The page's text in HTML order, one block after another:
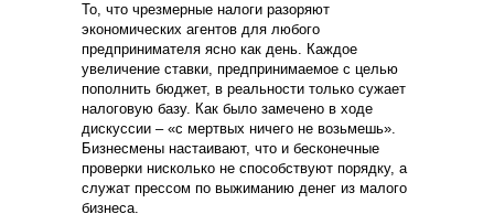
То, что чрезмерные налоги разоряют
экономических агентов для любого
предпринимателя ясно как день. Каждое
увеличение ставки, предпринимаемое с целью
пополнить бюджет, в реальности только сужает
налоговую базу. Как было замечено в ходе
дискуссии – «с мертвых ничего не возьмешь».
Бизнесмены настаивают, что и бесконечные
проверки нисколько не способствуют порядку, а
служат прессом по выжиманию денег из малого
бизнеса.